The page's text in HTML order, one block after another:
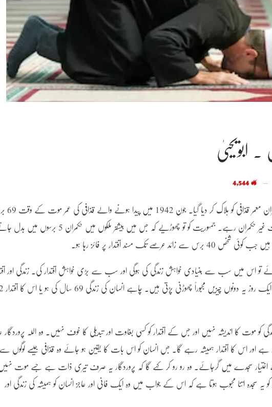
4,544
آخر کار 20 اکتوبر 2011 بروز جمعرات لیبیا کے
تھی۔ ان میں سے 42 برس وہ لیبیا کے بلا شرکت غیر حکمران رہے۔ جمہوریت کو تو چھوڑیے کہ جس میں بیشتر ملکوں میں حکمران 5 برسوں میں
تک مسند اقتدار پر فائز رہا ہو۔
تو اس میں سب سے بنیادی خواہش زندگی کی ہوگی اور سب سے بڑی خواہش اقتدار کی۔ زندگی اور
کوئی نہیں چھوڑنا چاہتا۔ مگر
کا اندیشہ نہیں اور جس کے اقتدار کو کسی بغاوت اور تبدیلی کا خوف نہیں۔ وہ اللہ پروردگار
ہے اور اس کا اقتدار ہمیشہ رہے گا۔ جس انسان کو اس بات کا یقین ہو جائے وہ قذافی جیسے لوگوں سے
سجدے میں گرجائے۔ وہ رو رو کر کہے گا کہ پروردگار یہ صرف تیری ذات ہے جسے موت
یہ سجدہ اتنا محبوب ہوتا ہے کہ اس کے جواب میں وہ ایک فانی اور عاجز انسان کو ہمیشہ کی زندگی اور